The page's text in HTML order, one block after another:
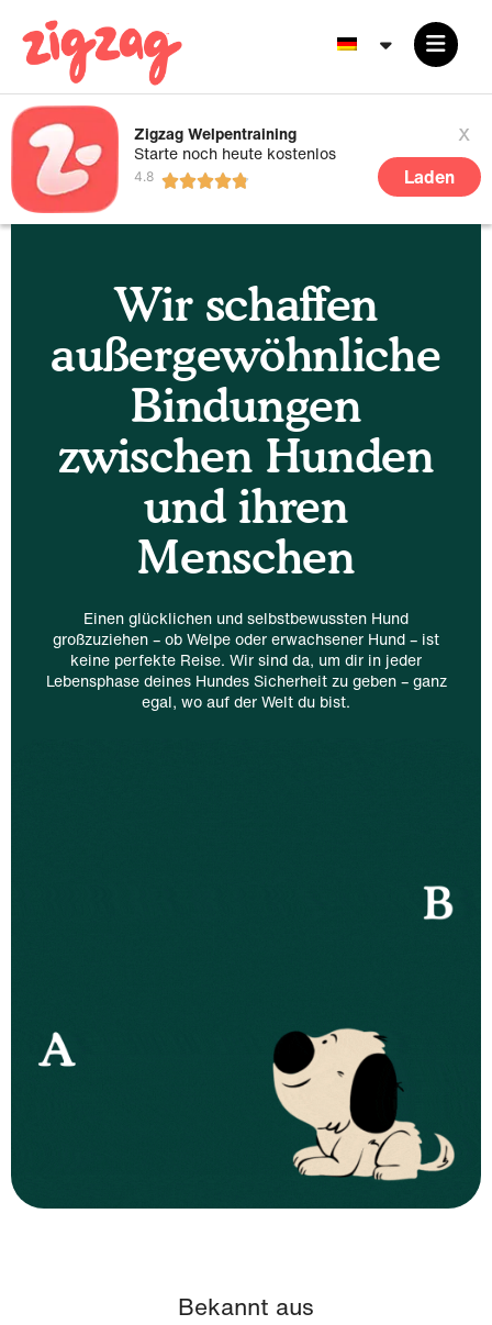
Zigzag Welpentraining
Starte noch heute kostenlos
x
Laden
Wir schaffen
außergewöhnliche
Bindungen
zwischen Hunden
und ihren
Menschen
Einen glücklichen und selbstbewussten Hund
großzuziehen – ob Welpe oder erwachsener Hund – ist
keine perfekte Reise. Wir sind da, um dir in jeder
Lebensphase deines Hundes Sicherheit zu geben – ganz
egal, wo auf der Welt du bist.
Bekannt aus